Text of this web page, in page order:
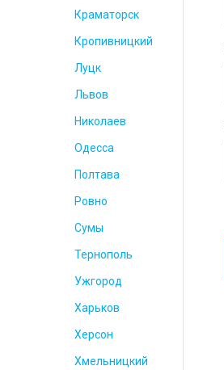
Краматорск
Кропивницкий
Луцк
Львов
Николаев
Одесса
Полтава
Ровно
Сумы
Тернополь
Ужгород
Харьков
Херсон
Хмельницкий